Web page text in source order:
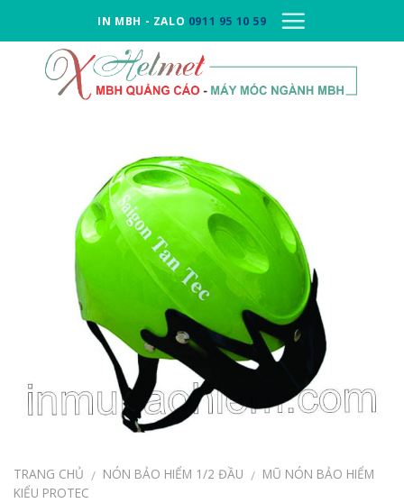
content
IN MBH - ZALO 0911 95 10 59
TRANG CHỦ / NÓN BẢO HIỂM 1/2 ĐẦU / MŨ NÓN BẢO HIỂM
KIỂU PROTEC